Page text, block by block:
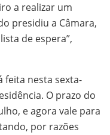
a realizar um
presidiu a Câmara,
de espera”,
feita nesta sexta-
O prazo do
e agora vale para
por razões